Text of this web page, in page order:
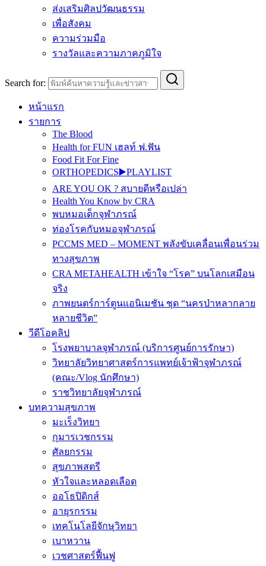
ส่งเสริมศิลปวัฒนธรรม
เพื่อสังคม
ความร่วมมือ
รางวัลและความภาคภูมิใจ
Search for:
หน้าแรก
รายการ
The Blood
Health for FUN เฮลท์ ฟ.ฟัน
Food Fit For Fine
ORTHOPEDICS▶️PLAYLIST
ARE YOU OK ? สบายดีหรือเปล่า
Health You Know by CRA
พบหมอเด็กจุฬาภรณ์
ท่องโรคกับหมอจุฬาภรณ์
PCCMS MED – MOMENT พลังขับเคลื่อนเพื่อนร่วม
ทางสุขภาพ
CRA METAHEALTH เข้าใจ “โรค” บนโลกเสมือน
จริง
ภาพยนตร์การ์ตูนแอนิเมชัน ชุด “นครป่าหลากลาย
หลายชีวิต”
วีดีโอคลิป
โรงพยาบาลจุฬาภรณ์ (บริการศูนย์การรักษา)
วิทยาลัยวิทยาศาสตร์การแพทย์เจ้าฟ้าจุฬาภรณ์
(คณะ/Vlog นักศึกษา)
ราชวิทยาลัยจุฬาภรณ์
บทความสุขภาพ
มะเร็งวิทยา
กุมารเวชกรรม
ศัลยกรรม
สุขภาพสตรี
หัวใจและหลอดเลือด
ออโธปิดิกส์
อายุรกรรม
เทคโนโลยีจักษุวิทยา
เบาหวาน
เวชศาสตร์ฟื้นฟู